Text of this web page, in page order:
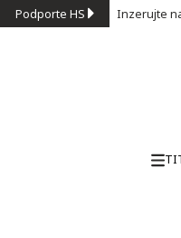
Podporte HS Inzerujte